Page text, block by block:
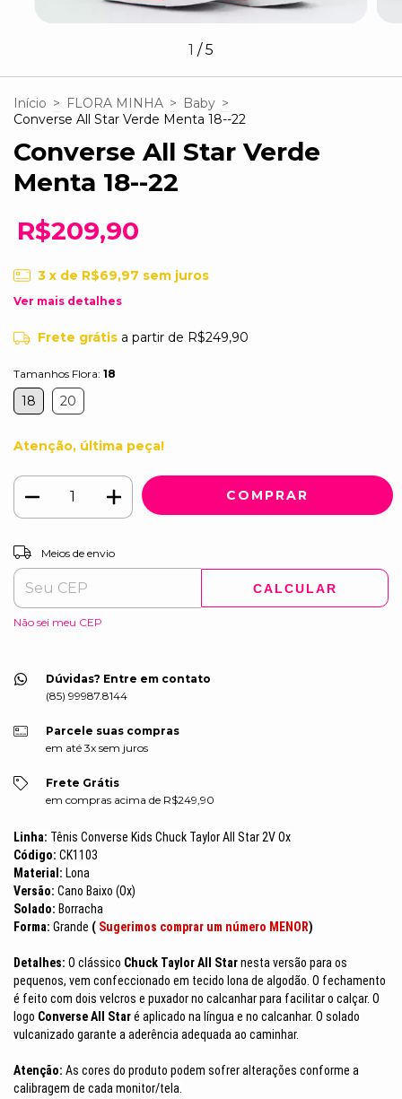
1 /5
Início > FLORA MINHA > Baby >
Converse All Star Verde Menta 18--22
Converse All Star Verde
Menta 18--22
R$209,90
3 x de R$69,97 sem juros
Ver mais detalhes
Frete grátis a partir de R$249,90
Tamanhos Flora: 18
18 20
Atenção, última peça!
Entregas para o CEP:
Meios de envio
CALCULAR
Não sei meu CEP
Dúvidas? Entre em contato
(85) 99987.8144
Parcele suas compras
em até 3x sem juros
Frete Grátis
em compras acima de R$249,90
Linha: Tênis Converse Kids Chuck Taylor All Star 2V Ox
Código: CK1103
Material: Lona
Versão: Cano Baixo (Ox)
Solado: Borracha
Forma: Grande ( Sugerimos comprar um número MENOR)
Detalhes: O clássico Chuck Taylor All Starnesta versão para os
pequenos, vem confeccionado em tecido lona de algodão. O fechamento
é feito com dois velcros e puxador no calcanhar para facilitar o calçar. O
logo Converse All Staré aplicado na língua e no calcanhar. O solado
vulcanizado garante a aderência adequada ao caminhar.
Atenção: As cores do produto podem sofrer alterações conforme a
calibragem de cada monitor/tela.